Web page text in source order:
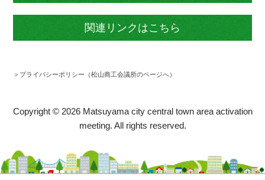
関連リンクはこちら
＞プライバシーポリシー（松山商工会議所のページへ）
Copyright © 2026 Matsuyama city central town area activation
meeting. All rights reserved.